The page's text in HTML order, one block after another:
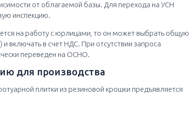
от облагаемой базы. Для перехода на УСН
инспекцию.
на работу с юрлицами, то он может выбрать общую
включать в счет НДС. При отсутствии запроса
переведен на ОСНО.
для производства
плитки из резиновой крошки предъявляется